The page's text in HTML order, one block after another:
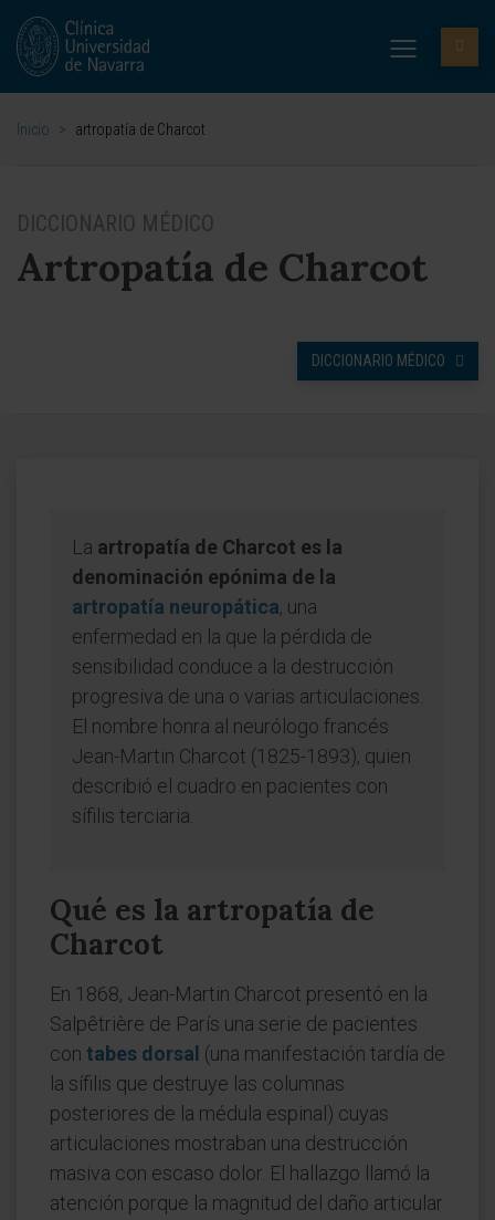
Inicio > artropatía de Charcot
DICCIONARIO MÉDICO
Artropatía de Charcot
DICCIONARIO MÉDICO
La artropatía de Charcot es la
denominación epónima de la
artropatía neuropática, una
enfermedad en la que la pérdida de
sensibilidad conduce a la destrucción
progresiva de una o varias articulaciones.
El nombre honra al neurólogo francés
Jean-Martin Charcot (1825-1893), quien
describió el cuadro en pacientes con
sífilis terciaria.
Qué es la artropatía de
Charcot
En 1868, Jean-Martin Charcot presentó en la
Salpêtrière de París una serie de pacientes
con tabes dorsal (una manifestación tardía de
la sífilis que destruye las columnas
posteriores de la médula espinal) cuyas
articulaciones mostraban una destrucción
masiva con escaso dolor. El hallazgo llamó la
atención porque la magnitud del daño articular